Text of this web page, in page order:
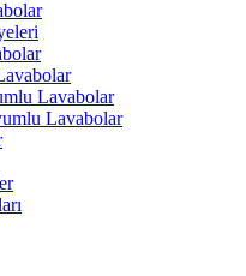
Lavabolar
Lavabolar